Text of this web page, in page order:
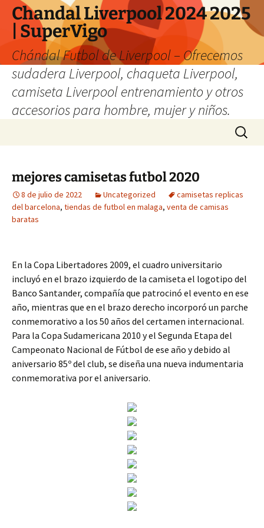
Chandal Liverpool 2024 2025
| SuperVigo
Chándal Futbol de Liverpool – Ofrecemos
sudadera Liverpool, chaqueta Liverpool,
camiseta Liverpool entrenamiento y otros
accesorios para hombre, mujer y niños.
Buscar:
mejores camisetas futbol 2020
8 de julio de 2022 Uncategorized
camisetas replicas
del barcelona, tiendas de futbol en malaga, venta de camisas
baratas
En la Copa Libertadores 2009, el cuadro universitario
incluyó en el brazo izquierdo de la camiseta el logotipo del
Banco Santander, compañía que patrocinó el evento en ese
año, mientras que en el brazo derecho incorporó un parche
conmemorativo a los 50 años del certamen internacional.
Para la Copa Sudamericana 2010 y el Segunda Etapa del
Campeonato Nacional de Fútbol de ese año y debido al
aniversario 85º del club, se diseña una nueva indumentaria
conmemorativa por el aniversario.